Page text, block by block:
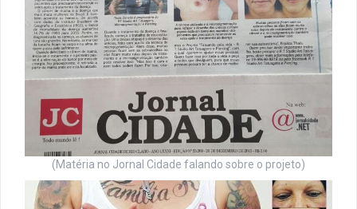
(Matéria no Jornal Cidade falando sobre o projeto)